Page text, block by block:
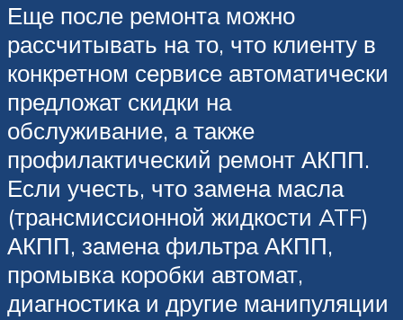
Еще после ремонта можно
рассчитывать на то, что клиенту в
конкретном сервисе автоматически
предложат скидки на
обслуживание, а также
профилактический ремонт АКПП.
Если учесть, что замена масла
(трансмиссионной жидкости ATF)
АКПП, замена фильтра АКПП,
промывка коробки автомат,
диагностика и другие манипуляции